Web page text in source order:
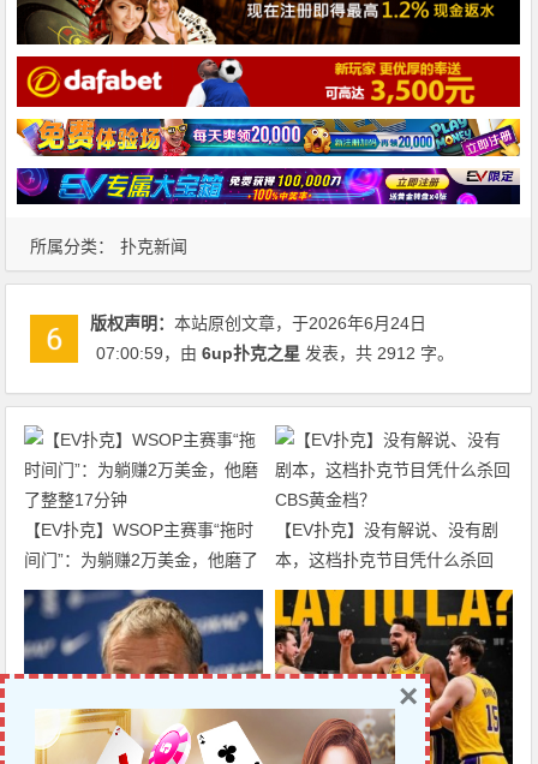
所属分类： 扑克新闻
版权声明：本站原创文章，于2026年6月24日
07:00:59，由6up扑克之星 发表，共 2912 字。
【EV扑克】WSOP主赛事“拖时
间门”：为躺赚2万美金，他磨了
整整17分钟
【EV扑克】没有解说、没有剧
本，这档扑克节目凭什么杀回
CBS黄金档？
×